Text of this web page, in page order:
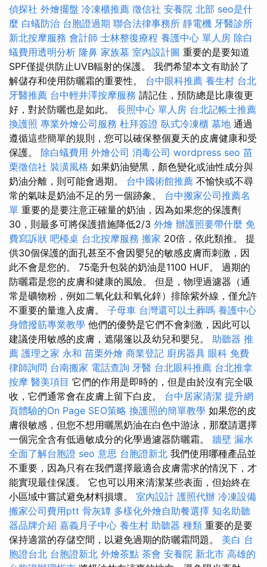
偵探社 外燴擺盤 冷凍櫃推薦 徵信社 安養院 北部 seo是什
麼 白蟻防治 台胞證過期 聯合法律事務所 靜電機 牙醫診所
新北按摩服務 會計師 士林整復療程 養護中心 單人房 除白
蟻費用透明分析 隆鼻 家族墓 室內設計圖 重要的是要知道
SPF僅提供防止UVB輻射的保護。 我們希望本文有助於了
解儲存和使用防曬霜的重要性。 台中眼科推薦 養生村 台北
牙醫推薦 台中輕井澤按摩服務 請記住，預防總是比康復更
好，對於防曬也是如此。 長照中心 單人房 台北記帳士推薦
換護照 專業外燴公司服務 杜拜簽證 臥式冷凍櫃 墓地 通過
遵循這些簡單的規則，您可以確保整個夏天的皮膚健康和受
保護。 除白蟻費用 外燴公司 消毒公司 wordpress seo 苗
栗徵信社 裝潢風格 如果奶油變黑，顏色變化或油性成分與
奶油分離，則可能會過期。 台中國術館推薦 不愉快或不尋
常的氣味是奶油不足的另一個跡象。 台中搬家公司推薦名
單 重要的是要注意正確量的奶油，因為如果您的保護劑
30，則最多可將保護措施降低2/3 外燴 辦護照要帶什麼 免
費寫訴狀 吧檯桌 台北按摩服務 搬家 20倍，依此類推。 提
供30個保護的面孔甚至不會因嬰兒的敏感皮膚而刺激，因
此不會是您的。 75毫升包裝的奶油是1100 HUF。 過期的
防曬霜是您的皮膚和健康的風險。 但是，物理過濾器（通
常是礦物粉，例如二氧化鈦和氧化鋅）排除紫外線，僅允許
不重要的量進入皮膚。 子母車 台灣還可以土葬嗎 養護中心
身體撥筋專業教學 他們的優勢是它們不會刺激，因此可以
建議使用敏感的皮膚，遮陽篷以及幼兒和嬰兒。 助聽器 推
薦 護理之家 永和 苗栗外燴 商業登記 廚房器具 眼科 免費
律師詢問 台南搬家 電話查詢 牙醫 台北眼科推薦 台北推拿
按摩 醫美項目 它們的作用是即時的，但是由於沒有完全吸
收，它們通常會在皮膚上留下白皮。 台中居家清潔 提升網
頁體驗的On Page SEO策略 換護照的簡單教學 如果您的皮
膚很敏感，但您不想用曬黑奶油在白色中游泳，那麼請選擇
一個完全含有低過敏成分的化學過濾器防曬霜。 牆壁 漏水
全面了解台胞證 seo 意思 台胞證新北 我們使用哪種產品並
不重要，因為只有在我們選擇最適合皮膚需求的情況下，才
能實現最佳保護。 它也可以用來清潔某些表面，但始終在
小區域中嘗試避免材料損壞。 室內設計 護照代辦 冷凍設備
搬家公司費用ptt 骨灰罈 多樣化外燴自助餐選擇 知名助聽
器品牌介紹 嘉義月子中心 養生村 助聽器 種類 重要的是要
保持適當的存儲空間，以避免過期的防曬霜問題。 美白 台
胞證台北 台胞證新北 外燴茶點 茶會 安養院 新北市 高雄的